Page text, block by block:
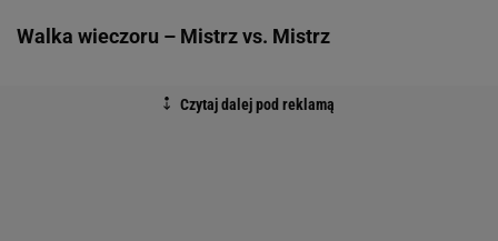
Walka wieczoru – Mistrz vs. Mistrz